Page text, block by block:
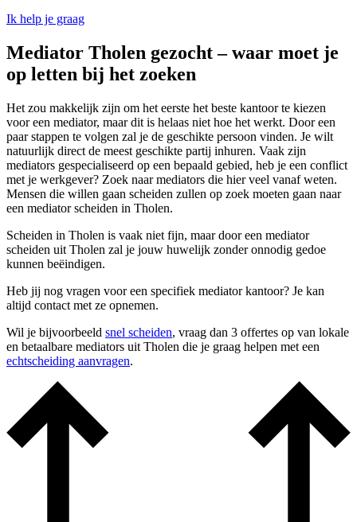
Ik help je graag
Mediator Tholen gezocht – waar moet je
op letten bij het zoeken
Het zou makkelijk zijn om het eerste het beste kantoor te kiezen
voor een mediator, maar dit is helaas niet hoe het werkt. Door een
paar stappen te volgen zal je de geschikte persoon vinden. Je wilt
natuurlijk direct de meest geschikte partij inhuren. Vaak zijn
mediators gespecialiseerd op een bepaald gebied, heb je een conflict
met je werkgever? Zoek naar mediators die hier veel vanaf weten.
Mensen die willen gaan scheiden zullen op zoek moeten gaan naar
een mediator scheiden in Tholen.
Scheiden in Tholen is vaak niet fijn, maar door een mediator
scheiden uit Tholen zal je jouw huwelijk zonder onnodig gedoe
kunnen beëindigen.
Heb jij nog vragen voor een specifiek mediator kantoor? Je kan
altijd contact met ze opnemen.
Wil je bijvoorbeeld snel scheiden, vraag dan 3 offertes op van lokale
en betaalbare mediators uit Tholen die je graag helpen met een
echtscheiding aanvragen.